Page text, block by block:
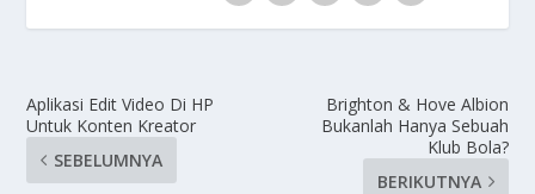
Aplikasi Edit Video Di HP
Untuk Konten Kreator
SEBELUMNYA
Brighton & Hove Albion
Bukanlah Hanya Sebuah
Klub Bola?
BERIKUTNYA